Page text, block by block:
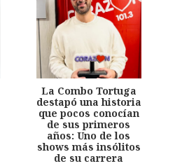
La Combo Tortuga
destapó una historia
que pocos conocían
de sus primeros
años: Uno de los
shows más insólitos
de su carrera